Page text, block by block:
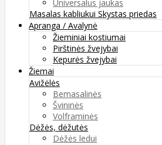
Universalus jaukas
Masalas kabliukui Skystas priedas
Apranga / Avalynė
Žieminiai kostiumai
Pirštinės žvejybai
Kepurės žvejybai
Žiemai
Avižėlės
Bemasalinės
Švininės
Volframinės
Dėžės, dėžutės
Dėžės ledui